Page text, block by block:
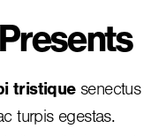
tristiquesenectus
turpis egestas.